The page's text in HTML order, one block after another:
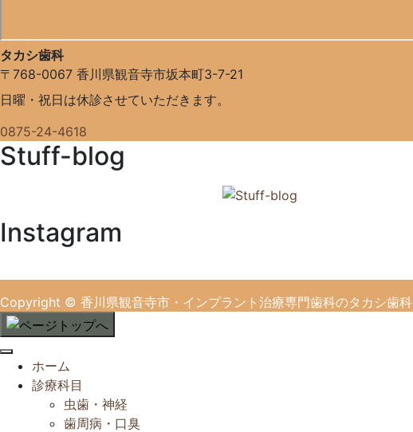
タカシ歯科
〒768-0067 香川県観音寺市坂本町3-7-21
日曜・祝日は休診させていただきます。
0875-24-4618
Stuff-blog
Instagram
Copyright © 香川県観音寺市・インプラント治療専門歯科のタカシ歯科
ホーム
診療科目
虫歯・神経
歯周病・口臭